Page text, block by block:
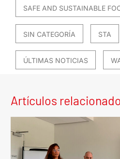
SAFE AND SUSTAINABLE
SIN CATEGORÍA STA
ÚLTIMAS NOTICIAS
Artículos